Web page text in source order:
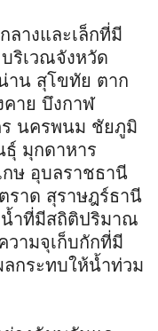
ลางและเล็กที่มี
ริเวณจังหวัด
าน สุโขทัย ตาก
าย บึงกาฬ
นครพนม ชัยภูมิ
มุกดาหาร
กษ อุบลราชธานี
ราด สุราษฎร์ธานี
น้ำที่มีสถิติปริมาณ
วามจุเก็บกักที่มี
ลกระทบให้น้ำท่วม